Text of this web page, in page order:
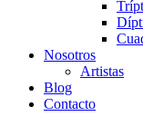
Nosotros
Artistas
Blog
Contacto